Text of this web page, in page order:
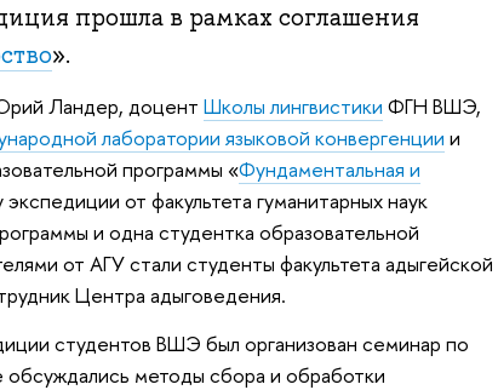
прошла в рамках соглашения
».
Ландер, доцент Школы лингвистики ФГН ВШЭ,
лаборатории языковой конвергенции и
программы «Фундаментальная и
экспедиции от факультета гуманитарных наук
и одна студентка образовательной
от АГУ стали студенты факультета адыгейской
Центра адыговедения.
студентов ВШЭ был организован семинар по
методы сбора и обработки